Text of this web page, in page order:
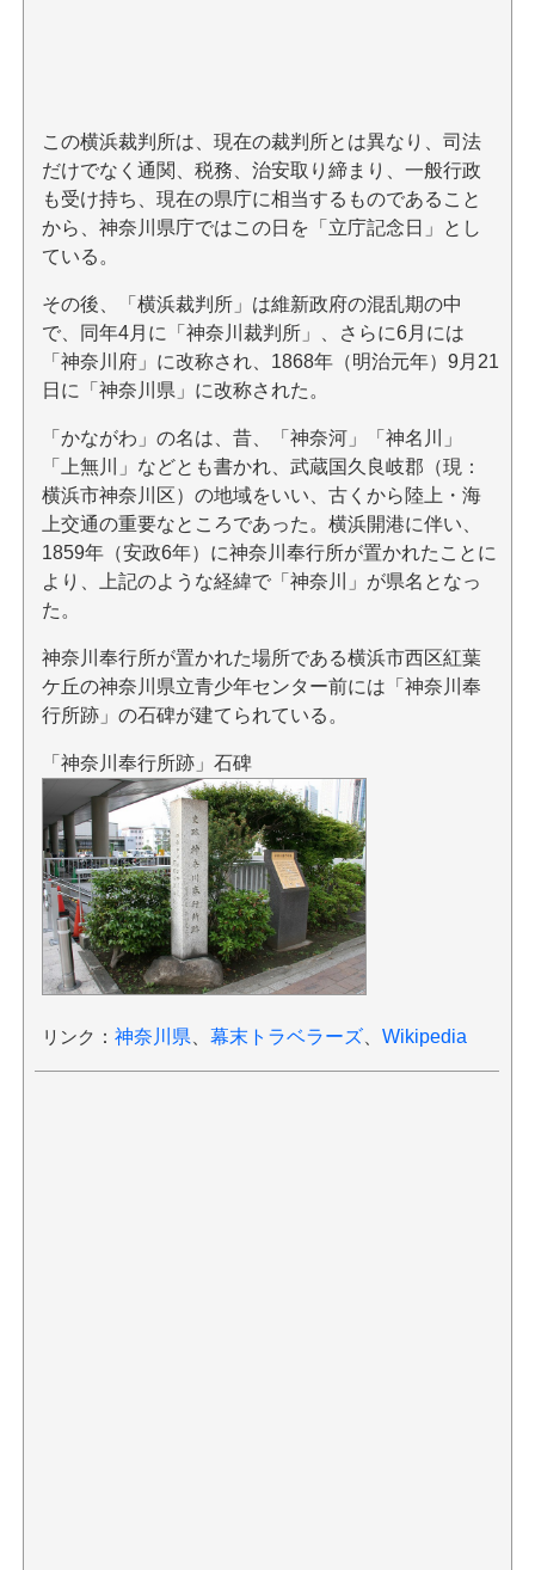
この横浜裁判所は、現在の裁判所とは異なり、司法
だけでなく通関、税務、治安取り締まり、一般行政
も受け持ち、現在の県庁に相当するものであること
から、神奈川県庁ではこの日を「立庁記念日」とし
ている。
その後、「横浜裁判所」は維新政府の混乱期の中
で、同年4月に「神奈川裁判所」、さらに6月には
「神奈川府」に改称され、1868年（明治元年）9月21
日に「神奈川県」に改称された。
「かながわ」の名は、昔、「神奈河」「神名川」
「上無川」などとも書かれ、武蔵国久良岐郡（現：
横浜市神奈川区）の地域をいい、古くから陸上・海
上交通の重要なところであった。横浜開港に伴い、
1859年（安政6年）に神奈川奉行所が置かれたことに
より、上記のような経緯で「神奈川」が県名となっ
た。
神奈川奉行所が置かれた場所である横浜市西区紅葉
ケ丘の神奈川県立青少年センター前には「神奈川奉
行所跡」の石碑が建てられている。
「神奈川奉行所跡」石碑
リンク ： 神奈川県 幕末トラベラーズ、 Wikipedia